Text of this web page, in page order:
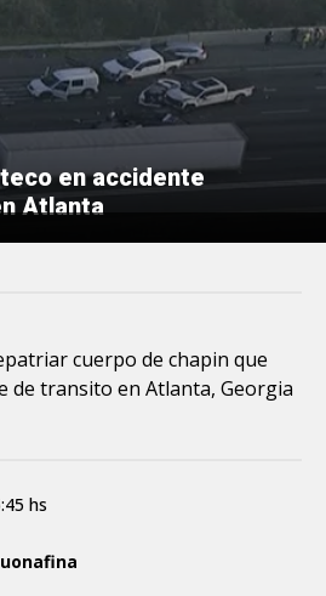
en accidente
Atlanta
cuerpo de chapin que
de transito en Atlanta, Georgia
hs